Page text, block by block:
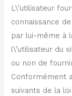
L\’utilisateur
connaissance
par lui-même à
l\’utilisateur du
ou non de
Conformément
suivants de la